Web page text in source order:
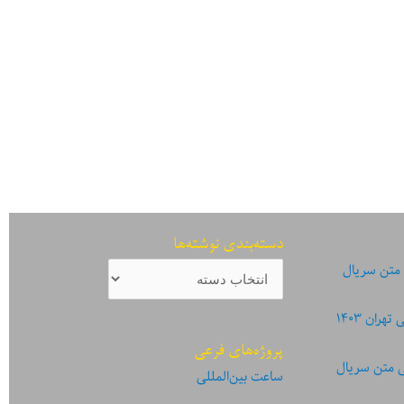
سریال
۱۴۰۳
متن سریال
دسته‌بندی نوشته‌ها
دسته‌بندی
نوشته‌ها
پروژه‌های فرعی
ساعت بین‌المللی